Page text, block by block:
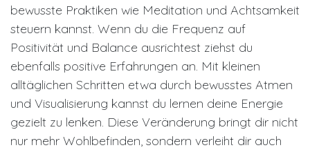
bewusste Praktiken wie Meditation und Achtsamkeit
steuern kannst. Wenn du die Frequenz auf
Positivität und Balance ausrichtest ziehst du
ebenfalls positive Erfahrungen an. Mit kleinen
alltäglichen Schritten etwa durch bewusstes Atmen
und Visualisierung kannst du lernen deine Energie
gezielt zu lenken. Diese Veränderung bringt dir nicht
nur mehr Wohlbefinden, sondern verleiht dir auch